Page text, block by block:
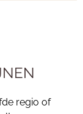
regio of